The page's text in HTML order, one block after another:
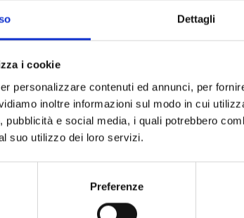
Dettagli
i cookie
personalizzare contenuti ed annunci, per
inoltre informazioni sul modo in cui
pubblicità e social media, i quali potrebbero
suo utilizzo dei loro servizi.
Preferenze
impianti, è stato riconosciuto che il
al rafforzamento delle capacità in
locali apportati dal progetto, si è scelto di
un approccio “cash for work”: 50
personalmente diversi bacini per
con denaro contante.